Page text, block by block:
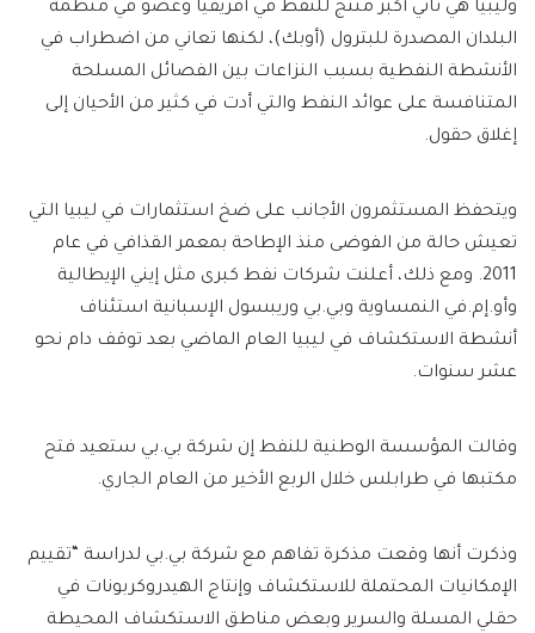
وليبيا هي ثاني أكبر منتج للنفط في أفريقيا وعضو في منظمة
البلدان المصدرة للبترول (أوبك)، لكنها تعاني من اضطراب في
الأنشطة النفطية بسبب النزاعات بين الفصائل المسلحة
المتنافسة على عوائد النفط والتي أدت في كثير من الأحيان إلى
إغلاق حقول.
ويتحفظ المستثمرون الأجانب على ضخ استثمارات في ليبيا التي
تعيش حالة من الفوضى منذ الإطاحة بمعمر القذافي في عام
2011. ومع ذلك، أعلنت شركات نفط كبرى مثل إيني الإيطالية
وأو.إم.في النمساوية وبي.بي وريبسول الإسبانية استئناف
أنشطة الاستكشاف في ليبيا العام الماضي بعد توقف دام نحو
عشر سنوات.
وقالت المؤسسة الوطنية للنفط إن شركة بي.بي ستعيد فتح
مكتبها في طرابلس خلال الربع الأخير من العام الجاري.
وذكرت أنها وقعت مذكرة تفاهم مع شركة بي.بي لدراسة “تقييم
الإمكانيات المحتملة للاستكشاف وإنتاج الهيدروكربونات في
حقلي المسلة والسرير وبعض مناطق الاستكشاف المحيطة